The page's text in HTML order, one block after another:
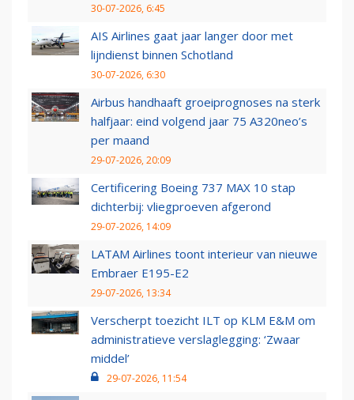
30-07-2026, 6:45
AIS Airlines gaat jaar langer door met
lijndienst binnen Schotland
30-07-2026, 6:30
Airbus handhaaft groeiprognoses na sterk
halfjaar: eind volgend jaar 75 A320neo’s
per maand
29-07-2026, 20:09
Certificering Boeing 737 MAX 10 stap
dichterbij: vliegproeven afgerond
29-07-2026, 14:09
LATAM Airlines toont interieur van nieuwe
Embraer E195-E2
29-07-2026, 13:34
Verscherpt toezicht ILT op KLM E&M om
administratieve verslaglegging: ‘Zwaar
middel’
29-07-2026, 11:54